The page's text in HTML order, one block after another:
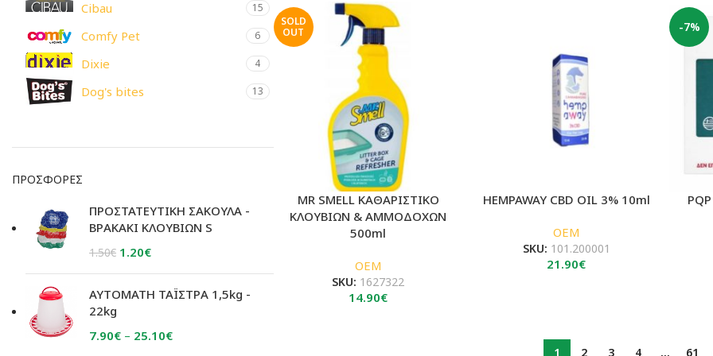
Cibau 15
Comfy Pet 6
Dixie 4
Dog's bites 13
Ecopet 16
Farma
Ferplast
Fun Dog
IMAC
Josera
ΠΡΟΣΦΟΡΈΣ
ΠΡΟΣΤΑΤΕΥΤΙΚΗ ΣΑΚΟΥΛΑ -
ΒΡΑΚΑΚΙ ΚΛΟΥΒΙΩΝ S
1.50€ Original
price
was:
1.20€Η
τρέχουσα
τιμή
ΑΥΤΟΜΑΤΗ ΤΑΪΣΤΡΑ 1,5kg -
22kg
7.90€ – 25.10€Price
was:
6.00€.είναι:
SOLD
OUT
MR SMELL ΚΑΘΑΡΙΣΤΙΚΟ
ΚΛΟΥΒΙΩΝ & ΑΜΜΟΔΟΧΩΝ
500ml
OEM
SKU: 1627322
14.90€
HEMPAWAY CBD OIL 3% 10ml
OEM
SKU: 101.200001
21.90€
-7%
1 2 3 4 … 61